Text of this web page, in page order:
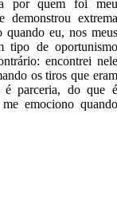
por quem foi meu
demonstrou extrema
quando eu, nos meus
tipo de oportunismo
encontrei nele
os tiros que eram
parceria, do que é
emociono quando